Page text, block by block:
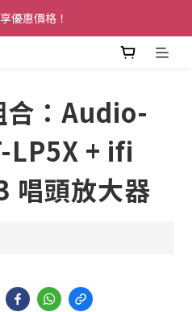
優惠價格！
合：Audio-
LP5X + ifi
唱頭放大器